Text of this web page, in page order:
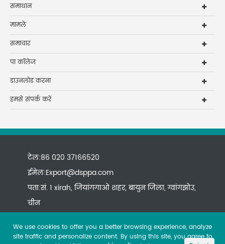
समाधान
मामले
समाचार
पा कॉलेज
डाउनलोड करना
हमसे संपर्क करें
टेल:86 020 37166520
ईमेल:Export@dsppa.com
पता:सं. 1 xirah, जियांगगाओ शहर, बायुन जिला, ग्वांगझोउ,
चीन
We use cookies to offer you a better browsing experience, analyze
site traffic and personalize content. By using this site, you agree to